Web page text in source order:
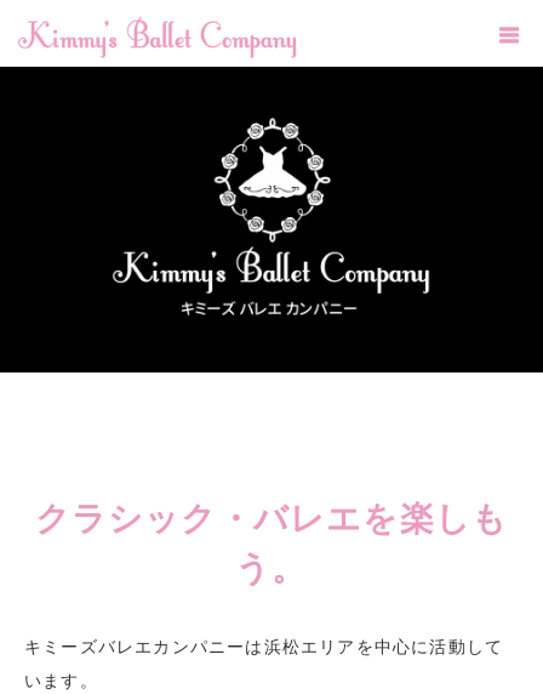
クラシック・バレエを楽しも
う。
キミーズバレエカンパニーは浜松エリアを中心に活動して
います。